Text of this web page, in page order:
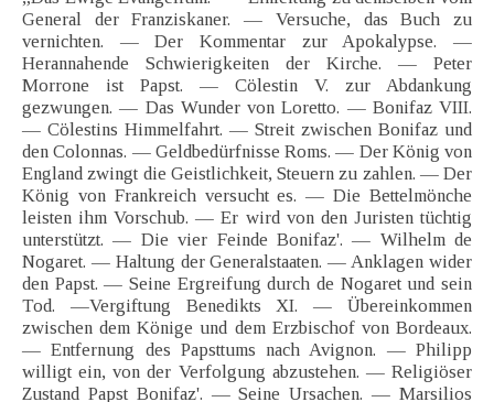
General der Franziskaner. — Versuche, das Buch zu
vernichten. — Der Kommentar zur Apokalypse. —
Herannahende Schwierigkeiten der Kirche. — Peter
Morrone ist Papst. — Cölestin V. zur Abdankung
gezwungen. — Das Wunder von Loretto. — Bonifaz VIII.
— Cölestins Himmelfahrt. — Streit zwischen Bonifaz und
den Colonnas. — Geldbedürfnisse Roms. — Der König von
England zwingt die Geistlichkeit, Steuern zu zahlen. — Der
König von Frankreich versucht es. — Die Bettelmönche
leisten ihm Vorschub. — Er wird von den Juristen tüchtig
unterstützt. — Die vier Feinde Bonifaz'. — Wilhelm de
Nogaret. — Haltung der Generalstaaten. — Anklagen wider
den Papst. — Seine Ergreifung durch de Nogaret und sein
Tod. —Vergiftung Benedikts XI. — Übereinkommen
zwischen dem Könige und dem Erzbischof von Bordeaux.
— Entfernung des Papsttums nach Avignon. — Philipp
willigt ein, von der Verfolgung abzustehen. — Religiöser
Zustand Papst Bonifaz'. — Seine Ursachen. — Marsilios